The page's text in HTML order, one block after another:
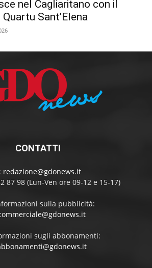
nel Cagliaritano con il
Sant’Elena
CONTATTI
redazione@gdonews.it
87 98 (Lun-Ven ore 09-12 e 15-17)
sulla pubblicità:
sugli abbonamenti: